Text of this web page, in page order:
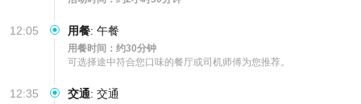
12:05 用餐: 午餐
用餐时间：约30分钟
可选择途中符合您口味的餐厅或司机师傅为您推荐。
12:35 交通: 交通